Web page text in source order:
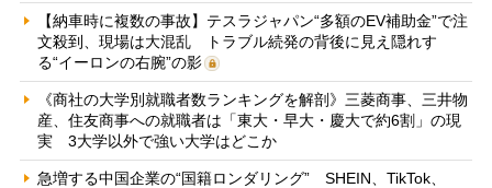
【納車時に複数の事故】テスラジャパン“多額のEV補助金”で注
文殺到、現場は大混乱 トラブル続発の背後に見え隠れす
る“イーロンの右腕”の影
《商社の大学別就職者数ランキングを解剖》三菱商事、三井物
産、住友商事への就職者は「東大・早大・慶大で約6割」の現
実 3大学以外で強い大学はどこか
急増する中国企業の“国籍ロンダリング” SHEIN、TikTok、